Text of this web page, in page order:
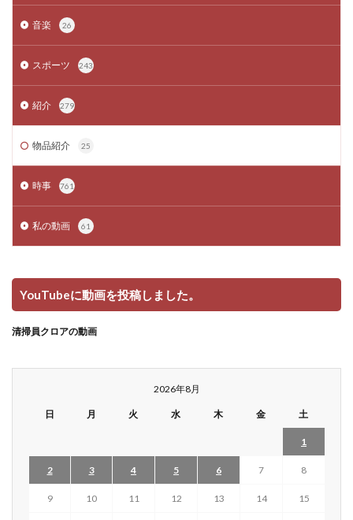
音楽 26
スポーツ 243
紹介 279
物品紹介 25
時事 761
私の動画 61
YouTubeに動画を投稿しました。
清掃員クロアの動画
2026年8月
日 月 火 水 木 金 土
1
2 3 4 5 6 7 8
9 10 11 12 13 14 15